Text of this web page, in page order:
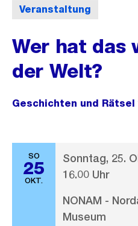
Veranstaltung
Wer hat das
der Welt?
Geschichten und Rätsel
SO
25
OKT.
Sonntag, 25.
16.00 Uhr
NONAM -
Museum